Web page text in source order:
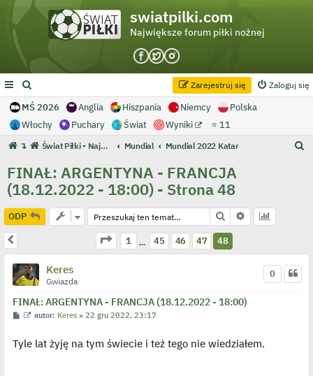
swiatpilki.com
Największe forum piłki nożnej
Zaloguj się
Zarejestruj się
MŚ 2026 Anglia Hiszpania Niemcy
Polska
Włochy
Puchary Świat Wyniki ⭐ 11
↴ Świat Piłki - Największe forum piłki nożnej Mundial Mundial 2022 Katar
FINAŁ: ARGENTYNA - FRANCJA
(18.12.2022 - 18:00) - Strona 48
ODP Szukaj Wyszukiwanie
Strona
z48
1 … 45 46 47 48
Keres
Gwiazda
FINAŁ: ARGENTYNA - FRANCJA (18.12.2022 - 18:00)
0
P
t
W
w
autor: Keres »22 gru 2022, 23:17
Tyle lat żyję na tym świecie i też tego nie wiedziałem.